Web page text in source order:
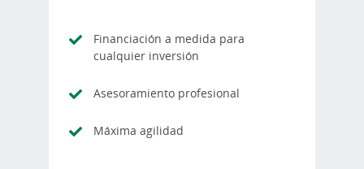
Financiación a medida para
cualquier inversión
Asesoramiento profesional
Máxima agilidad